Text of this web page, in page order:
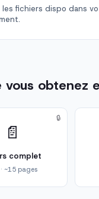
les fichiers dispo dans
vous obtenez
📄
complet
· ~15 pages
🔒